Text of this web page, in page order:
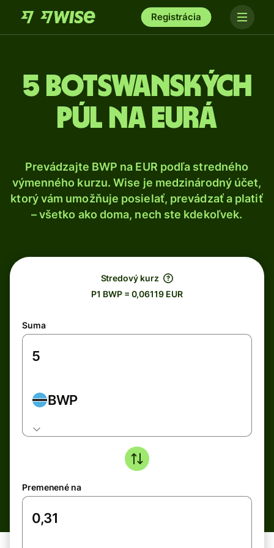
Registrácia
5 Botswanských
púl na eurá
Prevádzajte BWP na EUR podľa stredného
výmenného kurzu. Wise je medzinárodný účet,
ktorý vám umožňuje posielať, prevádzať a platiť
– všetko ako doma, nech ste kdekoľvek.
Stredový kurz
P1 BWP = 0,06119 EUR
Suma
BWP
Premenené na